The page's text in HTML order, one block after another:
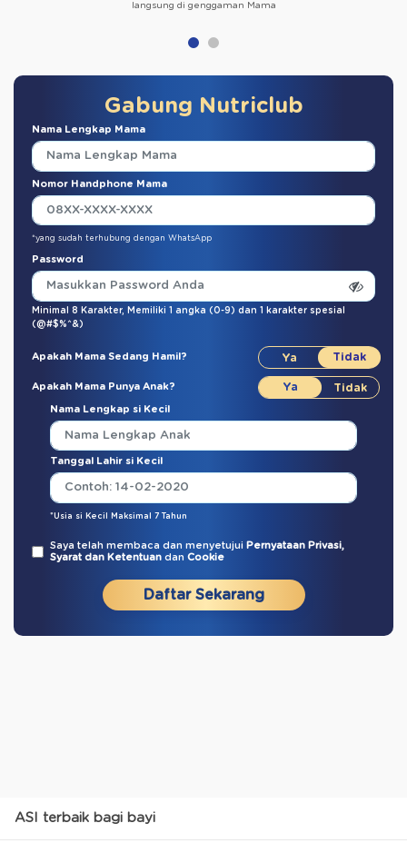
langsung di genggaman Mama
Gabung Nutriclub
Nama Lengkap Mama
Nomor Handphone Mama
*yang sudah terhubung dengan WhatsApp
Password
Minimal 8 Karakter, Memiliki 1 angka (0-9) dan 1 karakter spesial
(@#$%^&)
Apakah Mama Sedang Hamil?
Apakah Mama Punya Anak?
Nama Lengkap si Kecil
Tanggal Lahir si Kecil
*Usia si Kecil Maksimal 7 Tahun
Saya telah membaca dan menyetujui Pernyataan Privasi,
Syarat dan Ketentuan dan Cookie
Daftar Sekarang
ASI terbaik bagi bayi